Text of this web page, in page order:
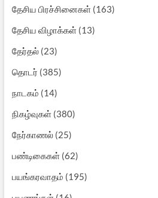
தேசிய பிரச்சினைகள்(163)
தேசிய விழாக்கள்(13)
தேர்தல்(23)
தொடர் (385)
நாடகம் (14)
நிகழ்வுகள்(380)
நேர்காணல்(25)
பண்டிகைகள்(62)
பயங்கரவாதம் (195)